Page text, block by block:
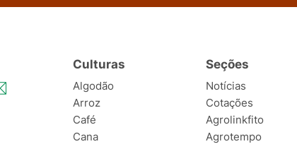
Culturas
Algodão
Arroz
Café
Cana
Seções
Notícias
Cotações
Agrolinkfito
Agrotempo